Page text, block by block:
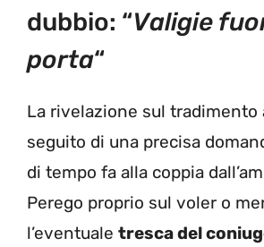
dubbio: “Valigie
porta“
La rivelazione sul tradimento
seguito di una precisa
di tempo fa alla coppia
Perego proprio sul voler o
l’eventuale tresca del